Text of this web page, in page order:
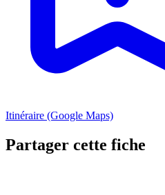
Itinéraire (Google Maps)
Partager cette fiche